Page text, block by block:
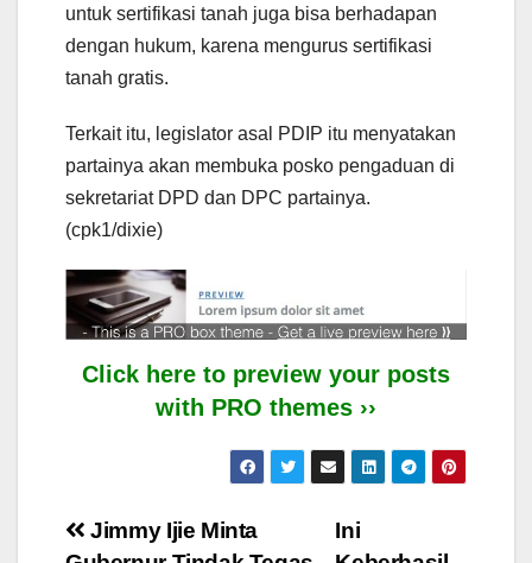
untuk sertifikasi tanah juga bisa berhadapan
dengan hukum, karena mengurus sertifikasi
tanah gratis.
Terkait itu, legislator asal PDIP itu menyatakan
partainya akan membuka posko pengaduan di
sekretariat DPD dan DPC partainya.
(cpk1/dixie)
Click here to preview your posts
with PRO themes ››
Post
Ini
Jimmy Ijie Minta